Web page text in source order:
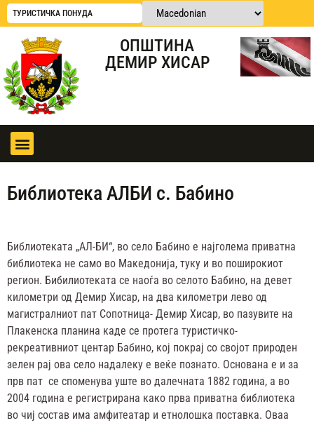
ТУРИСТИЧКА ПОНУДА
ОПШТИНА
ДЕМИР ХИСАР
Библиотека АЛБИ с. Бабино
Библиотеката „АЛ-БИ“, во село Бабино е најголема приватна
библиотека не само во Македонија, туку и во поширокиот
регион. Бибилиотеката се наоѓа во селото Бабино, на девет
километри од Демир Хисар, на два километри лево од
магистралниот пат Сопотница- Демир Хисар, во пазувите на
Плакенска планина каде се протега туристичко-
рекреативниот центар Бабино, кој покрај со својот природен
зелен рај ова село надалеку е веќе познато. Основана е и за
прв пат се споменува уште во далечната 1882 година, а во
2004 година е регистрирана како прва приватна библиотека
во чиј состав има амфитеатар и етнолошка поставка. Оваа